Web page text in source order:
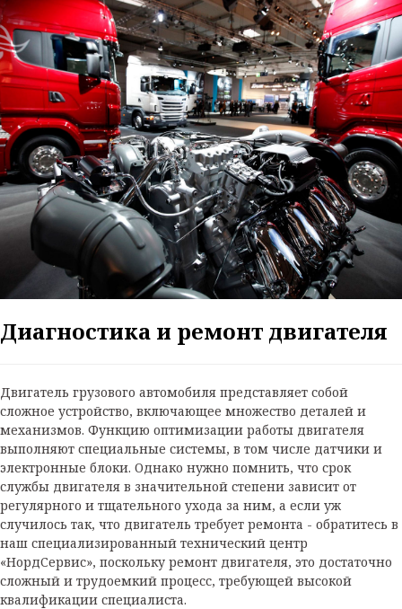
Диагностика и ремонт двигателя
Двигатель грузового автомобиля представляет собой
сложное устройство, включающее множество деталей и
механизмов. Функцию оптимизации работы двигателя
выполняют специальные системы, в том числе датчики и
электронные блоки. Однако нужно помнить, что срок
службы двигателя в значительной степени зависит от
регулярного и тщательного ухода за ним, а если уж
случилось так, что двигатель требует ремонта - обратитесь в
наш специализированный технический центр
«НордСервис», поскольку ремонт двигателя, это достаточно
сложный и трудоемкий процесс, требующей высокой
квалификации специалиста.